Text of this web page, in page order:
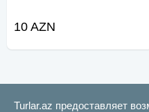
10 AZN
Turlar.az предоставляет